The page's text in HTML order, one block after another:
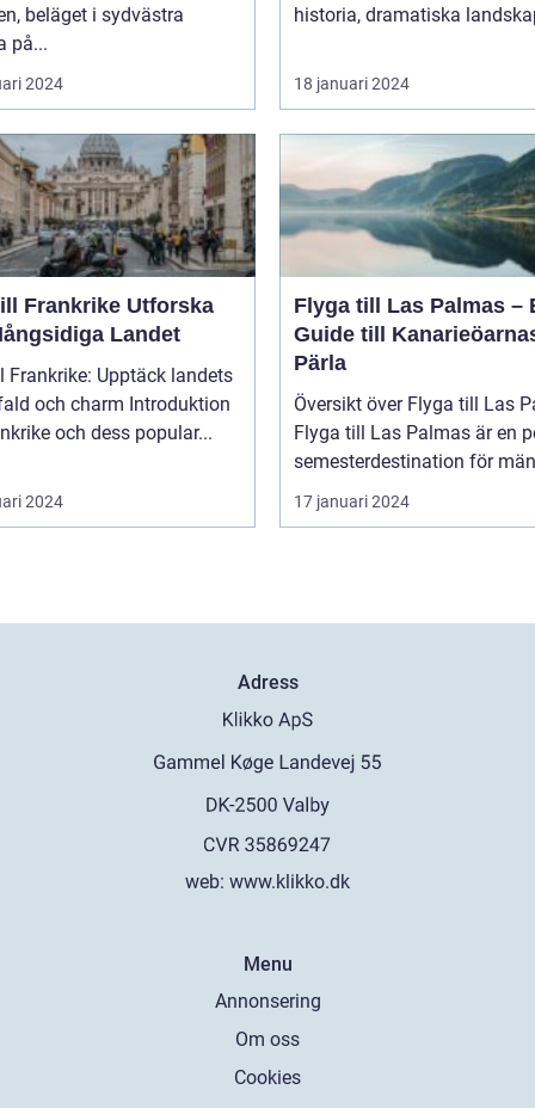
beläget i sydvästra
på...
2024
historia, dramatiska
18 januari 2024
Utforska
Landet
Frankrike: Upptäck landets
charm Introduktion
och dess popular...
2024
Flyga till Las Palmas –
Guide till
Pärla
Översikt över Flyga till Las
Flyga till Las Palmas är en
semesterdestination för
17 januari 2024
Adress
web: www.klikko.dk
Menu
Annonsering
Om oss
Cookies